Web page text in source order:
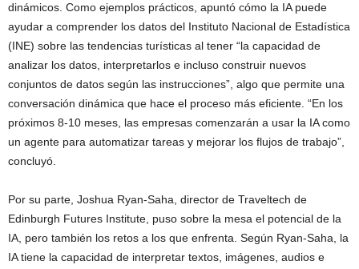
dinámicos. Como ejemplos prácticos, apuntó cómo la IA puede
ayudar a comprender los datos del Instituto Nacional de Estadística
(INE) sobre las tendencias turísticas al tener “la capacidad de
analizar los datos, interpretarlos e incluso construir nuevos
conjuntos de datos según las instrucciones”, algo que permite una
conversación dinámica que hace el proceso más eficiente. “En los
próximos 8-10 meses, las empresas comenzarán a usar la IA como
un agente para automatizar tareas y mejorar los flujos de trabajo”,
concluyó.
Por su parte, Joshua Ryan-Saha, director de Traveltech de
Edinburgh Futures Institute, puso sobre la mesa el potencial de la
IA, pero también los retos a los que enfrenta. Según Ryan-Saha, la
IA tiene la capacidad de interpretar textos, imágenes, audios e